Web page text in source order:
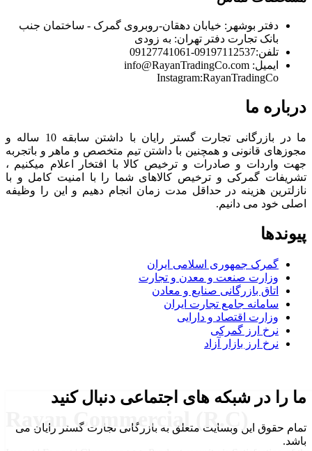
Rayan Commercial (R.C)
دفتر بوشهر: خیابان دهقان-روبروی گمرک - ساختمان جنب
بانک تجارت دفتر تهران: به زودی
تلفن:09197112537-09127741061
ایمیل: info@RayanTradingCo.com
Instagram:RayanTradingCo
درباره ما
ما در بازرگانی تجارت گستر رایان با داشتن سابقه 10 ساله و
مجوزهای قانونی و همچنین با داشتن تیم متخصص و ماهر و باتجربه
جهت واردات و صادرات و ترخیص کالا با افتخار اعلام میکنیم ،
تشریفات گمرکی و ترخیص کالاهای شما را با امنیت کامل و با
نازلترین هزینه در حداقل مدت زمان انجام دهیم و این را وظیفه
اصلی خود می دانیم.
پیوندها
گمرک جمهوری اسلامی ایران
وزارت صنعت و معدن و تجارت
اتاق بازرگانی صنایع و معادن
سامانه جامع تجارت ایران
وزارت اقتصاد و دارایی
نرخ ارز گمرکی
نرخ ارز بازار آزاد
ما را در شبکه های اجتماعی دنبال کنید
تمام حقوق این وبسایت متعلق به بازرگانی تجارت گستر رایان می
باشد.